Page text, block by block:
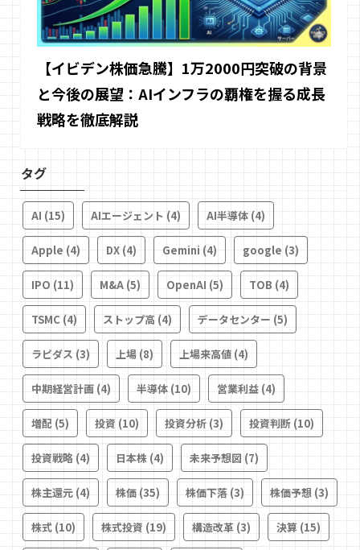
【イビデン株価急騰】1万2000円突破の背景
と今後の展望：AIインフラの覇権を握る成長
戦略を徹底解説
タグ
AI (15) AIエージェント (4) AI半導体 (4)
Apple (4) DX (4) Gemini (4) google (3)
IPO (11) M&A (5) OpenAI (5) TOB (4)
TSMC (4) ストップ高 (4) データセンター (5)
ラピダス (3) 上場 (8) 上場来高値 (4)
中期経営計画 (4) 半導体 (10) 営業利益 (4)
増配 (5) 投資 (10) 投資分析 (3) 投資判断 (10)
投資戦略 (4) 日本株 (4) 未来予想図 (7)
株主還元 (4) 株価 (35) 株価下落 (3) 株価予想 (3)
株式 (10) 株式投資 (19) 構造改革 (3) 決算 (15)